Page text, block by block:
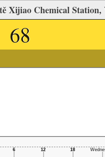
Xijiao Chemical Station,
68